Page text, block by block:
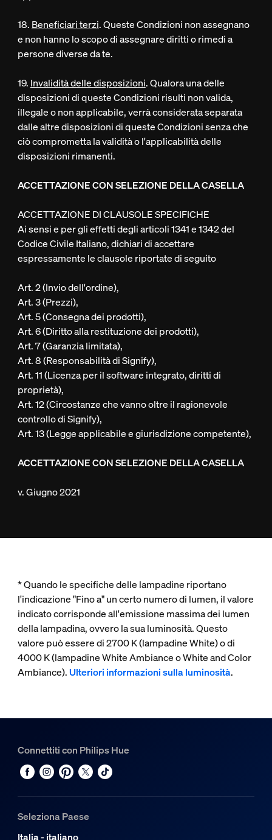
18. Beneficiari terzi. Queste Condizioni non assegnano
e non hanno lo scopo di assegnare diritti o rimedi a
persone diverse da te.
19. Invalidità delle disposizioni. Qualora una delle
disposizioni di queste Condizioni risulti non valida,
illegale o non applicabile, verrà considerata separata
dalle altre disposizioni di queste Condizioni senza che
ciò comprometta la validità o l'applicabilità delle
disposizioni rimanenti.
ACCETTAZIONE CON SELEZIONE DELLA CASELLA
ACCETTAZIONE DI CLAUSOLE SPECIFICHE
Ai sensi e per gli effetti degli articoli 1341 e 1342 del
Codice Civile Italiano, dichiari di accettare
espressamente le clausole riportate di seguito
Art. 2 (Invio dell'ordine),
Art. 3 (Prezzi),
Art. 5 (Consegna dei prodotti),
Art. 6 (Diritto alla restituzione dei prodotti),
Art. 7 (Garanzia limitata),
Art. 8 (Responsabilità di Signify),
Art. 11 (Licenza per il software integrato, diritti di
proprietà),
Art. 12 (Circostanze che vanno oltre il ragionevole
controllo di Signify),
Art. 13 (Legge applicabile e giurisdizione competente),
ACCETTAZIONE CON SELEZIONE DELLA CASELLA
v. Giugno 2021
* Quando le specifiche delle lampadine riportano
l'indicazione "Fino a" un certo numero di lumen, il valore
indicato corrisponde all'emissione massima dei lumen
della lampadina, ovvero la sua luminosità. Questo
valore può essere di 2700 K (lampadine White) o di
4000 K (lampadine White Ambiance o White and Color
Ambiance).Ulteriori informazioni sulla luminosità.
Connettiti con Philips Hue
Seleziona Paese
Italia - italiano